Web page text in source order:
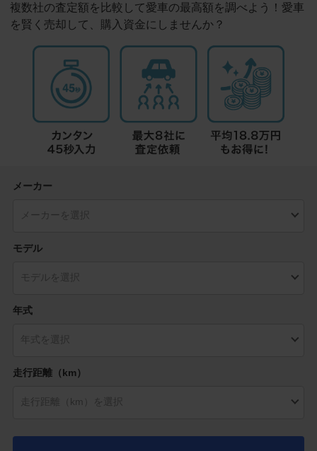
複数社の査定額を比較して愛車の最高額を調べよう！愛車
を賢く売却して、購入資金にしませんか？
メーカー
モデル
年式
走行距離（km）